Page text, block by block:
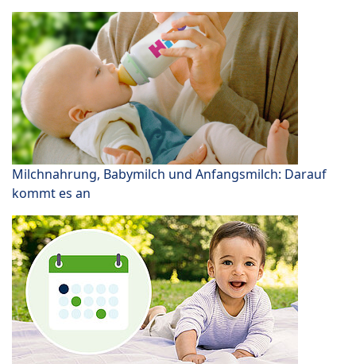
Milchnahrung, Babymilch und Anfangsmilch: Darauf
kommt es an